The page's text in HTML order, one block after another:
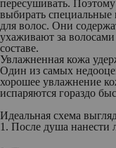
пересушивать.
выбирать
для волос. Они
ухаживают за
составе.
Увлажненная кожа
Один из самых
хорошее увлажнение
испаряются гораздо
Идеальная схема
1. После душа нанести